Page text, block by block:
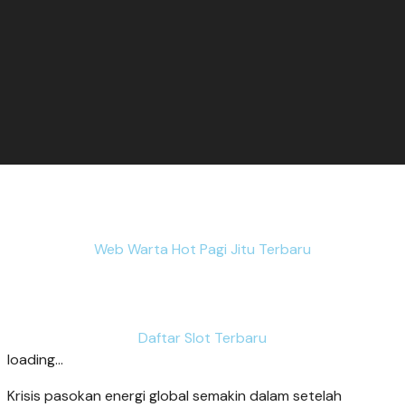
Web Warta Hot Pagi Jitu Terbaru
Daftar Slot Terbaru
loading...
Krisis pasokan energi global semakin dalam setelah